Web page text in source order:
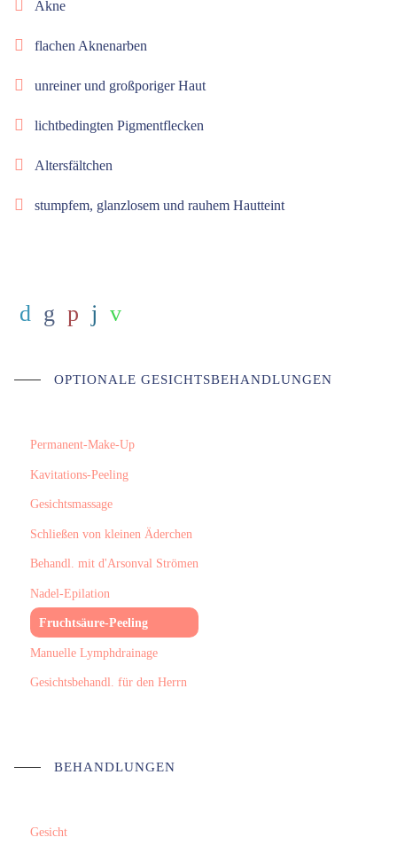
Akne
flachen Aknenarben
unreiner und großporiger Haut
lichtbedingten Pigmentflecken
Altersfältchen
stumpfem, glanzlosem und rauhem Hautteint
OPTIONALE GESICHTSBEHANDLUNGEN
Permanent-Make-Up
Kavitations-Peeling
Gesichtsmassage
Schließen von kleinen Äderchen
Behandl. mit d'Arsonval Strömen
Nadel-Epilation
Fruchtsäure-Peeling
Manuelle Lymphdrainage
Gesichtsbehandl. für den Herrn
BEHANDLUNGEN
Gesicht